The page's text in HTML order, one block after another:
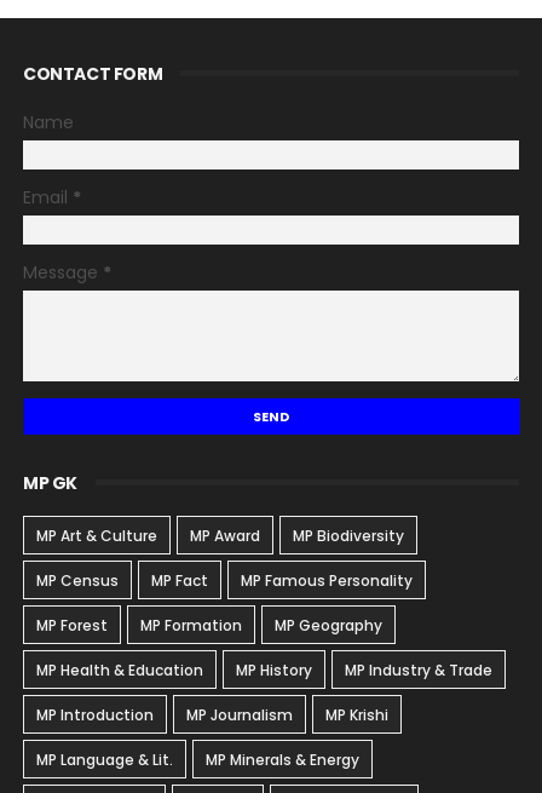
CONTACT FORM
Name
Email *
Message *
MP GK
MP Art & Culture MP Award MP Biodiversity
MP Census MP Fact MP Famous Personality
MP Forest MP Formation MP Geography
MP Health & Education MP History MP Industry & Trade
MP Introduction MP Journalism MP Krishi
MP Language & Lit. MP Minerals & Energy